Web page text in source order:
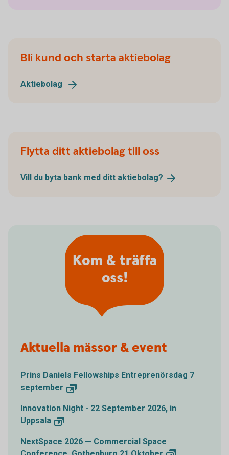
Bli kund och starta aktiebolag
Aktiebolag
Flytta ditt aktiebolag till oss
Vill du byta bank med ditt aktiebolag?
Aktuella mässor & event
Prins Daniels Fellowships Entreprenörsdag 7
september
Innovation Night - 22 September 2026, in
Uppsala
NextSpace 2026 — Commercial Space
Kom & träffa
oss!